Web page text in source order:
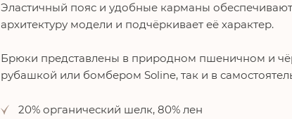
Эластичный пояс и удобные карманы
архитектуру модели и подчёркивает её характер.
Брюки представлены в природном пшеничном и
рубашкой или бомбером Soline, так и в
20% органический шелк, 80% лен